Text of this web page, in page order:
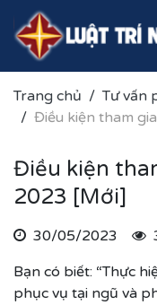
Trang chủ
Tư vấn
Điều kiện tham
Điều kiện
2023 [Mới]
30/05/2023
Bạn có biết: “Thực
phục vụ tại ngũ và